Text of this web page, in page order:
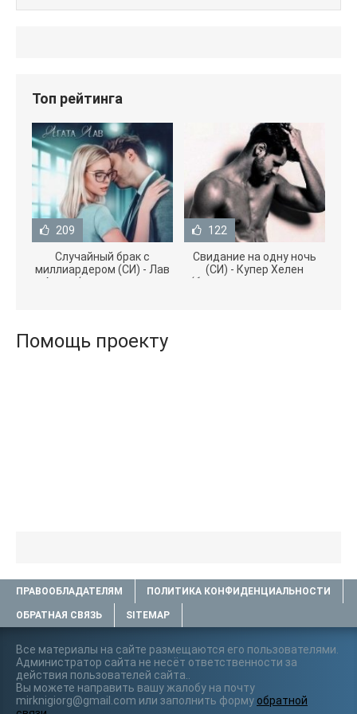
Топ рейтинга
209
Случайный брак с
миллиардером (СИ) - Лав
Агата (полная версия
122
Свидание на одну ночь
(СИ) - Купер Хелен
(бесплатные серии книг
Помощь проекту
ПРАВООБЛАДАТЕЛЯМ ПОЛИТИКА КОНФИДЕНЦИАЛЬНОСТИ
ОБРАТНАЯ СВЯЗЬ SITEMAP
Все материалы на сайте размещаются его пользователями.
Администратор сайта не несёт ответственности за
действия пользователей сайта..
Вы можете направить вашу жалобу на почту
mirknigiorg@gmail.com или заполнить форму обратной